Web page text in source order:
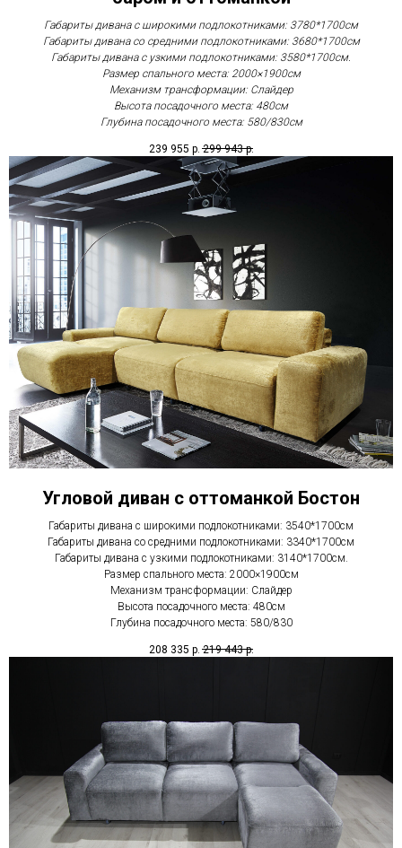
Габариты дивана с широкими подлокотниками: 3780*1700см
Габариты дивана со средними подлокотниками: 3680*1700см
Габариты дивана с узкими подлокотниками: 3580*1700см.
Размер спального места: 2000×1900см
Механизм трансформации: Слайдер
Высота посадочного места: 480см
Глубина посадочного места: 580/830см
239 955 р. 299 943 р.
Угловой диван с оттоманкой Бостон
Габариты дивана с широкими подлокотниками: 3540*1700см
Габариты дивана со средними подлокотниками: 3340*1700см
Габариты дивана с узкими подлокотниками: 3140*1700см.
Размер спального места: 2000×1900см
Механизм трансформации: Слайдер
Высота посадочного места: 480см
Глубина посадочного места: 580/830
208 335 р. 219 443 р.